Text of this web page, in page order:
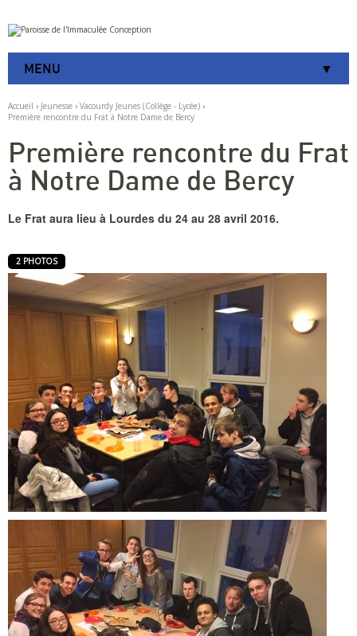
Aller
au
contenu.
à
navigation
Outils
personnels
MENU
Accueil › Jeunesse › Vacourdy Jeunes (Collège - Lycée) ›
Première rencontre du Frat à Notre Dame de Bercy
Première rencontre du Frat
à Notre Dame de Bercy
Le Frat aura lieu à Lourdes du 24 au 28 avril 2016.
2 PHOTOS